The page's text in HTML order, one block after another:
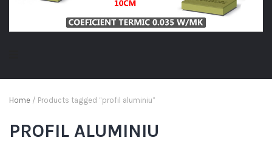
Home / Products tagged “profil aluminiu”
PROFIL ALUMINIU